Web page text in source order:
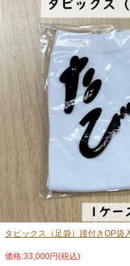
タビックス（足袋）踵付きOP袋
価格:33,000円(税込)